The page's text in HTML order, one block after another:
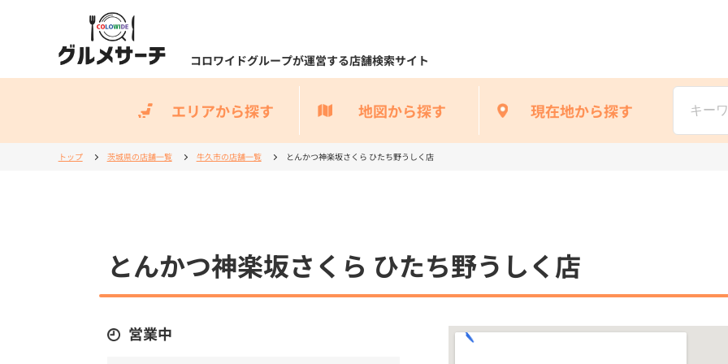
コロワイドグループが運営する店舗検索サイト
エリアから探す 地図から探す 現在地から探す
トップ 茨城県の店舗一覧 牛久市の店舗一覧 とんかつ神楽坂さくら ひたち野うしく店
とんかつ神楽坂さくら ひたち野うしく店
営業中